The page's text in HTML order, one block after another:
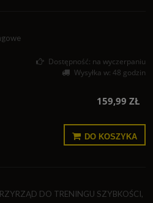
Dostępność: na wyczerpaniu
Wysyłka w: 48 godzin
159,99 ZŁ
DO KOSZYKA
DO TRENINGU SZYBKOŚCI,